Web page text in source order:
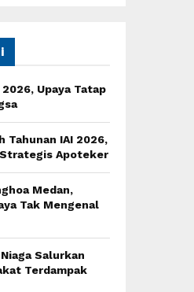
Upaya Tatap
Tahunan IAI 2026,
Apoteker
Medan,
Tak Mengenal
Salurkan
Terdampak